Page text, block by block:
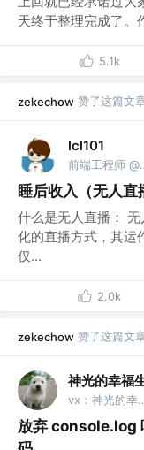
天终于整理完成了。
5.1k
zekechow 赞了这篇文
lcl101
前端
睡后收入（无人直
什么是无人直播：
化的直播方式，其运
仅...
2.0k
zekechow 赞了这篇文
神光的幸福
vx：神
放弃 console.log